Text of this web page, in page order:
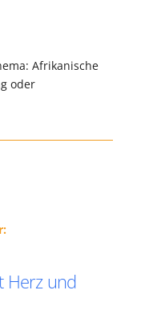
Afrikanische
oder
Herz und